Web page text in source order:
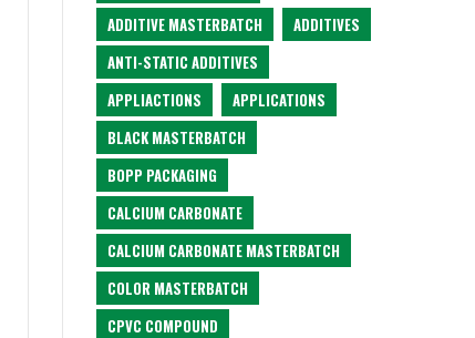
ADDITIVE MASTERBATCH
ADDITIVES
ANTI-STATIC ADDITIVES
APPLIACTIONS
APPLICATIONS
BLACK MASTERBATCH
BOPP PACKAGING
CALCIUM CARBONATE
CALCIUM CARBONATE MASTERBATCH
COLOR MASTERBATCH
CPVC COMPOUND